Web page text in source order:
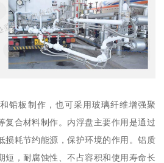
铅板制作，也可采用玻璃纤维增强聚
复合材料制作。内浮盘主要作用是通过
损耗节约能源，保护环境的作用。铝质
短，耐腐蚀性、不占容积和使用寿命长